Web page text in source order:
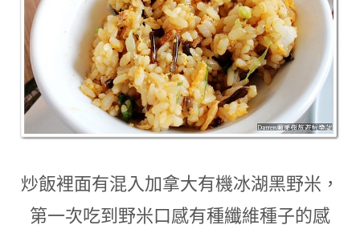
炒飯裡面有混入加拿大有機冰湖黑野米 ，
第一次吃到野米口感有種纖維種子的感